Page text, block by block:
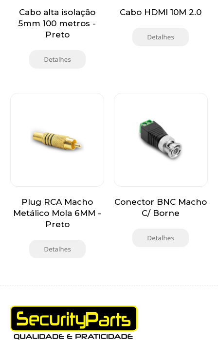
Cabo alta isolação
5mm 100 metros -
Preto
Cabo HDMI 10M 2.0
Plug RCA Macho
Metálico Mola 6MM -
Preto
Conector BNC Macho
C/ Borne